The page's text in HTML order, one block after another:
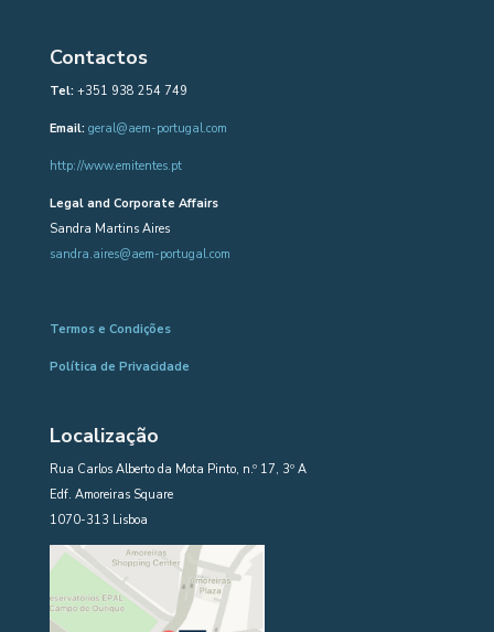
Contactos
Tel:+351 938 254 749
Email: geral@aem-portugal.com
http://www.emitentes.pt
Legal and Corporate Affairs
Sandra Martins Aires
sandra.aires@aem-portugal.com
Termos e Condições
Política de Privacidade
Localização
Rua Carlos Alberto da Mota Pinto, n.º 17, 3º A
Edf. Amoreiras Square
1070-313 Lisboa